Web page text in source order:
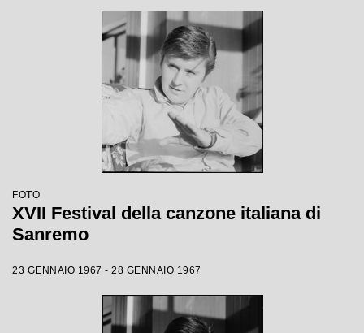
FOTO
XVII Festival della canzone italiana di
Sanremo
23 GENNAIO 1967 - 28 GENNAIO 1967